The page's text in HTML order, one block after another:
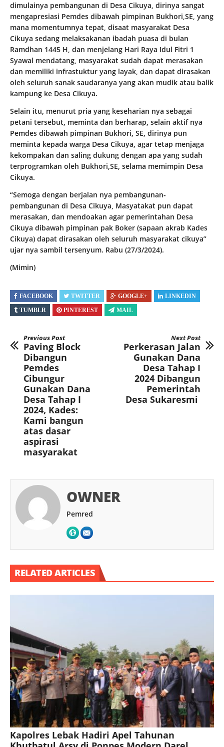
dimulainya pembangunan di Desa Cikuya, dirinya sangat
mengapresiasi Pemdes dibawah pimpinan Bukhori,SE, yang
mana momentumnya tepat, disaat masyarakat Desa
Cikuya sedang melaksakanan ibadah puasa di bulan
Ramdhan 1445 H, dan menjelang Hari Raya Idul Fitri 1
Syawal mendatang, masyarakat sudah dapat merasakan
dan memiliki infrastuktur yang layak, dan dapat dirasakan
oleh seluruh sanak saudaranya yang akan mudik atau balik
kampung ke Desa Cikuya.
Selain itu, menurut pria yang keseharian nya sebagai
petani tersebut, meminta dan berharap, selain aktif nya
Pemdes dibawah pimpinan Bukhori, SE, dirinya pun
meminta kepada warga Desa Cikuya, agar tetap menjaga
kekompakan dan saling dukung dengan apa yang sudah
terprogramkan oleh Bukhori,SE, selama memimpin Desa
Cikuya.
“Semoga dengan berjalan nya pembangunan-
pembangunan di Desa Cikuya, Masyatakat pun dapat
merasakan, dan mendoakan agar pemerintahan Desa
Cikuya dibawah pimpinan pak Boker (sapaan akrab Kades
Cikuya) dapat dirasakan oleh seluruh masyarakat cikuya”
ujar nya sambil tersenyum. Rabu (27/3/2024).
(Mimin)
FACEBOOK TWITTER GOOGLE+
LINKEDIN
TUMBLR
PINTEREST MAIL
Previous Post
Paving Block
Dibangun
Pemdes
Cibungur
Gunakan Dana
Desa Tahap I
2024, Kades:
Kami bangun
atas dasar
aspirasi
masyarakat
Next Post
Perkerasan Jalan
Gunakan Dana
Desa Tahap I
2024 Dibangun
Pemerintah
Desa Sukaresmi
OWNER
Pemred
RELATED ARTICLES
Kapolres Lebak Hadiri Apel Tahunan